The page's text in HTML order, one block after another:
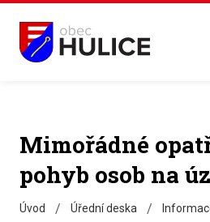
Mimořádné
pohyb osob na
Úvod / Úřední deska /